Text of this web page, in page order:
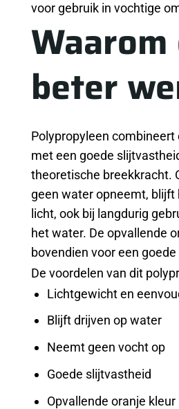
voor gebruik in vochtige
Waarom
beter
Polypropyleen
met een goede
theoretische breekkracht.
geen water opneemt, blijft
licht, ook bij langdurig
het water. De opvallende
bovendien voor een
De voordelen van dit
Lichtgewicht en
Blijft drijven op water
Neemt geen vocht op
Goede slijtvastheid
Opvallende oranje kleur